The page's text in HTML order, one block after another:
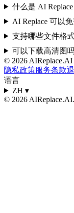
什么是 AI Replace
AI Replace 可以
支持哪些文件格
可以下载高清图
© 2026 AIReplace.AI
隐私政策服务条款
语言
ZH ▾
© 2026 AIReplace.AI